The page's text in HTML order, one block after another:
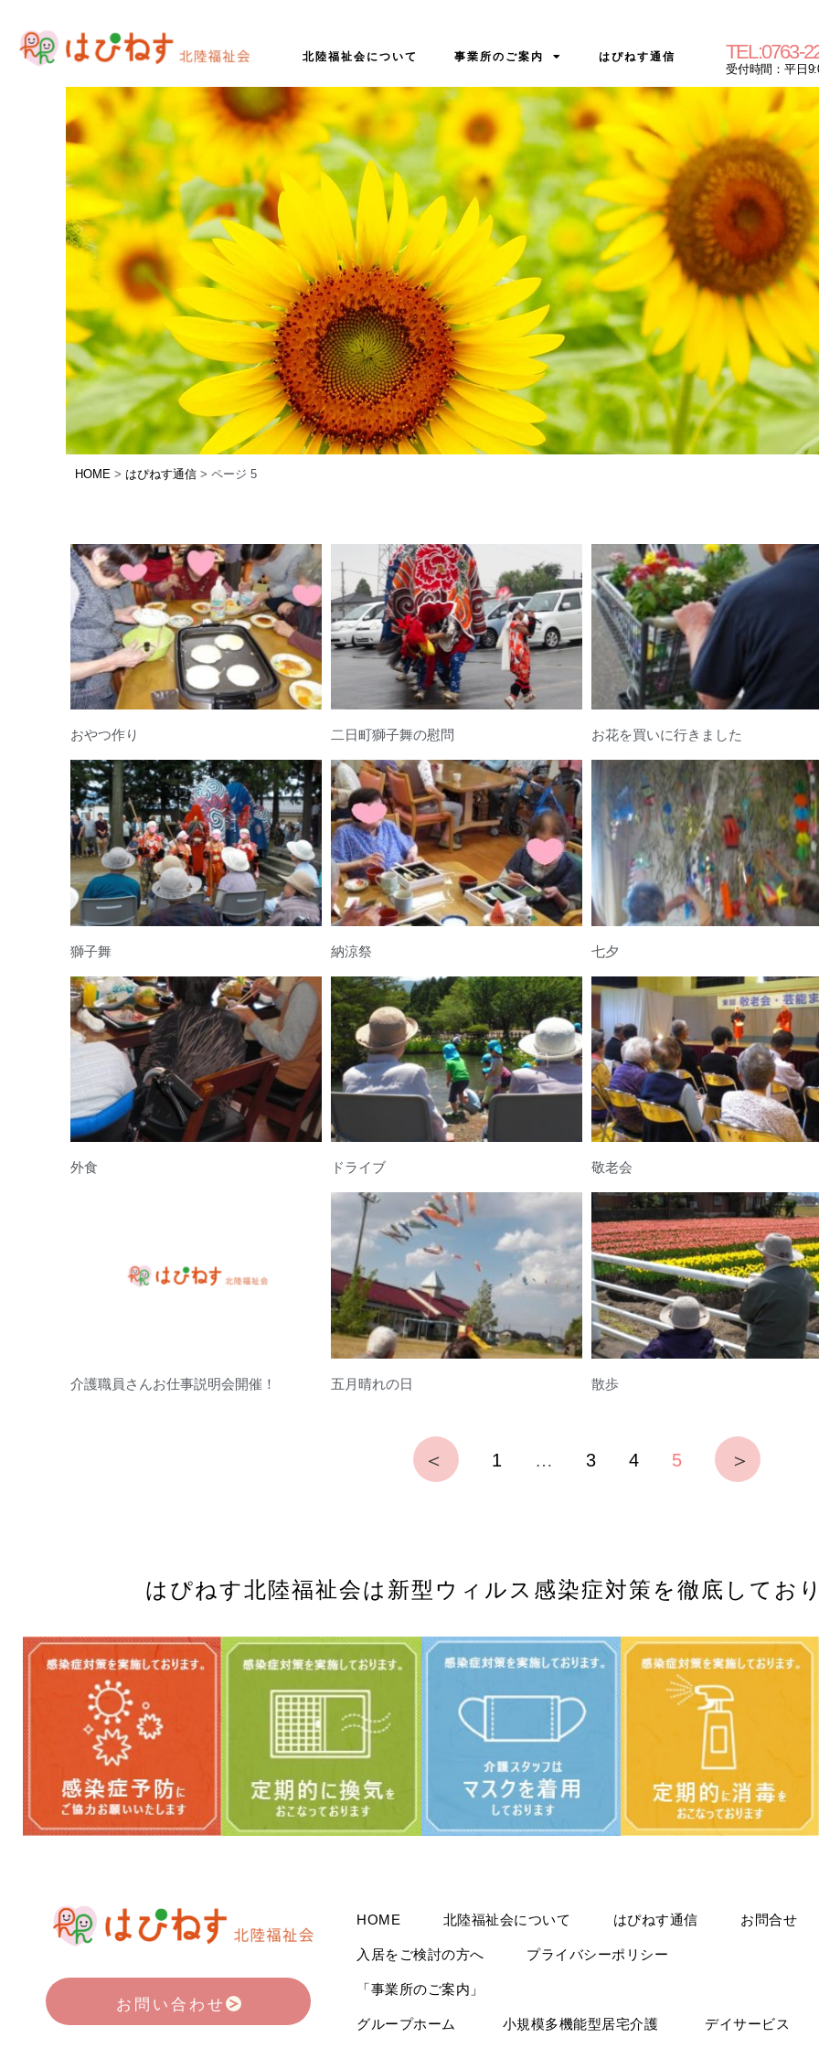
北陸福祉会について 事業所のご案内 はぴねす通信 TEL:0763-
受付時間：平日
HOME > はぴねす通信 > ページ 5
おやつ作り 二日町獅子舞の慰問 お花を買いに行きました
獅子舞 納涼祭 七夕
外食 ドライブ 敬老会
介護職員さんお仕事説明会開催！ 五月晴れの日 散歩
1 3 4 5
はぴねす北陸福祉会は新型ウィルス感染症対策を徹底してお
お問い合わせ
HOME 北陸福祉会について はぴねす通信 お問合せ
入居をご検討の方へ プライバシーポリシー
「事業所のご案内」
グループホーム 小規模多機能型居宅介護 デイサービス